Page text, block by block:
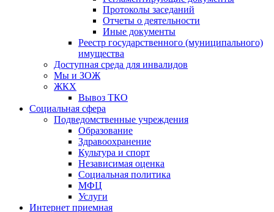
Протоколы заседаний
Отчеты о деятельности
Иные документы
Реестр государственного (муниципального)
имущества
Доступная среда для инвалидов
Мы и ЗОЖ
ЖКХ
Вывоз ТКО
Социальная сфера
Подведомственные учреждения
Образование
Здравоохранение
Культура и спорт
Независимая оценка
Социальная политика
МФЦ
Услуги
Интернет приемная